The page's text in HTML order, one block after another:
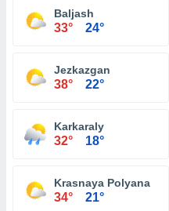
Baljash
33° 24°
Jezkazgan
38° 22°
Karkaraly
32° 18°
Krasnaya Polyana
34° 21°